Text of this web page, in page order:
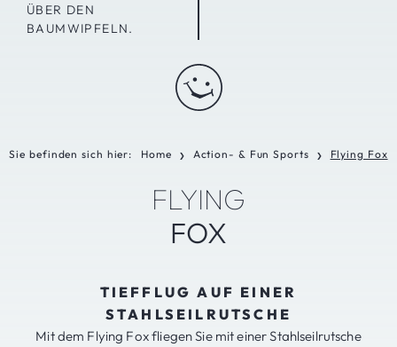
ÜBER DEN
BAUMWIPFELN.
Sie befinden sich hier: Home ❯ Action- & Fun Sports ❯ Flying Fox
FLYING
FOX
TIEFFLUG AUF EINER
STAHLSEILRUTSCHE
Mit dem Flying Fox fliegen Sie mit einer Stahlseilrutsche